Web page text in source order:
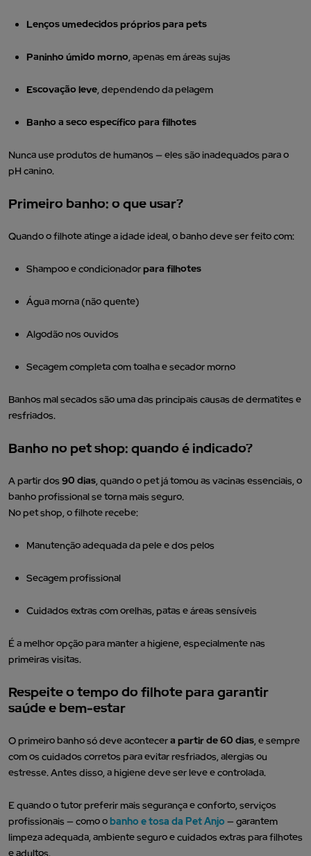
Lenços umedecidos próprios para pets
Paninho úmido morno, apenas em áreas sujas
Escovação leve, dependendo da pelagem
Banho a seco específico para filhotes
Nunca use produtos de humanos — eles são inadequados para o
pH canino.
Primeiro banho: o que usar?
Quando o filhote atinge a idade ideal, o banho deve ser feito com:
Shampoo e condicionadorpara filhotes
Água morna (não quente)
Algodão nos ouvidos
Secagem completa com toalha e secador morno
Banhos mal secados são uma das principais causas de dermatites e
resfriados.
Banho no pet shop: quando é indicado?
A partir dos 90 dias, quando o pet já tomou as vacinas essenciais, o
banho profissional se torna mais seguro.
No pet shop, o filhote recebe:
Manutenção adequada da pele e dos pelos
Secagem profissional
Cuidados extras com orelhas, patas e áreas sensíveis
É a melhor opção para manter a higiene, especialmente nas
primeiras visitas.
Respeite o tempo do filhote para garantir
saúde e bem-estar
O primeiro banho só deve acontecera partir de 60 dias, e sempre
com os cuidados corretos para evitar resfriados, alergias ou
estresse. Antes disso, a higiene deve ser leve e controlada.
E quando o tutor preferir mais segurança e conforto, serviços
profissionais — como obanho e tosa da Pet Anjo — garantem
limpeza adequada, ambiente seguro e cuidados extras para filhotes
e adultos.